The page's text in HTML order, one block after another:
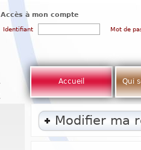
Accès à mon compte
Identifiant Mot de
Accueil Qui
Modifier ma